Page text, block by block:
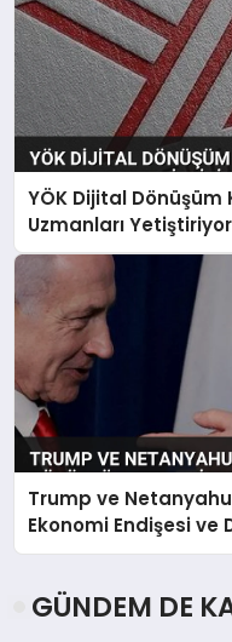
YÖK Dijital Dönüşüm
Uzmanları Yetiştiriyor
Trump ve
Ekonomi Endişesi ve
GÜNDEM DE